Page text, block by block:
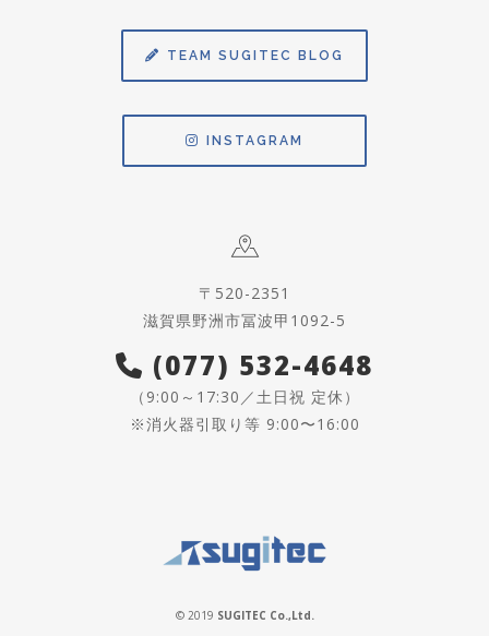
TEAM SUGITEC BLOG
INSTAGRAM
〒520-2351
滋賀県野洲市冨波甲1092-5
(077) 532-4648
（9:00～17:30／土日祝 定休）
※消火器引取り等 9:00〜16:00
© 2019 SUGITEC Co.,Ltd.